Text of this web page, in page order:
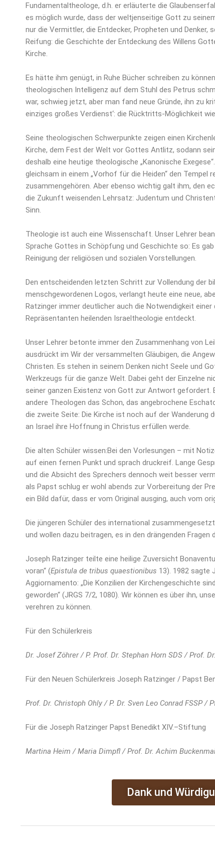
Fundamentaltheologe, d.h. er erläuterte die
es möglich wurde, dass der weltjenseitige Gott zu
nur die Vermittler, die Entdecker, Propheten und
Reifung: die Geschichte der Entdeckung des Willens
Kirche.
Es hätte ihm genügt, in Ruhe Bücher schreiben zu
theologischen Intelligenz auf dem Stuhl des Petrus
war, schwieg jetzt, aber man fand neue Gründe, ihn zu
einziges großes Verdienst‘: die Rücktritts-Möglichkeit
Seine theologischen Schwerpunkte zeigen einen
Kirche, dem Fest der Welt vor Gottes Antlitz, sodann
deshalb eine heutige theologische „Kanonische
gleichsam in einem „Vorhof für die Heiden“ den Tempel
zusammengehören. Aber ebenso wichtig galt ihm, den
die Zukunft weisenden Lehrsatz: Judentum und
Sinn.
Theologie ist auch eine Wissenschaft. Unser Lehrer
Sprache Gottes in Schöpfung und Geschichte so: Es
Reinigung der religiösen und sozialen Vorstellungen.
Den entscheidenden letzten Schritt zur Vollendung der
menschgewordenen Logos, verlangt heute eine neue,
Ratzinger immer deutlicher auch die Notwendigkeit
Repräsentanten heilenden Israeltheologie entdeckt.
Unser Lehrer betonte immer den Zusammenhang von
ausdrückt im Wir der versammelten Gläubigen, die
Christen. Es stehen in seinem Denken nicht Seele und
Werkzeugs für die ganze Welt. Dabei geht der Einzelne
seiner ganzen Existenz von Gott zur Antwort
andere Theologen das Schon, das angebrochene
die zweite Seite: Die Kirche ist noch auf der
an Israel ihre Hoffnung in Christus erfüllen werde.
Die alten Schüler wissen:Bei den Vorlesungen – mit
auf einen fernen Punkt und sprach druckreif. Lange
und die Absicht des Sprechers dennoch weit besser
als Papst schlug er wohl abends zur Vorbereitung der
ein Bild dafür, dass er vom Original ausging, auch vom
Die jüngeren Schüler des international
und wollen dazu beitragen, es in den drängenden Fragen
Joseph Ratzinger teilte eine heilige Zuversicht
voran“ (Epistula de tribus quaestionibus 13). 1982 sagte
Aggiornamento: „Die Konzilien der Kirchengeschichte
geworden“ (JRGS 7/2, 1080). Wir können es über ihn,
verehren zu können.
Für den Schülerkreis
Dr. Josef Zöhrer / P. Prof. Dr. Stephan Horn SDS / Prof.
Für den Neuen Schülerkreis Joseph Ratzinger / Papst
Prof. Dr. Christoph Ohly / P. Dr. Sven Leo Conrad FSSP /
Für die Joseph Ratzinger Papst Benedikt XIV.–Stiftung
Martina Heim / Maria Dimpfl / Prof. Dr. Achim
Dank und